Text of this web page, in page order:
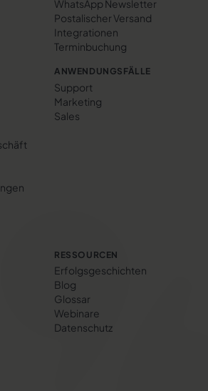
WhatsApp Newsletter
Postalischer Versand
Integrationen
Terminbuchung
ANWENDUNGSFÄLLE
Support
Marketing
Sales
RESSOURCEN
Erfolgs­geschichten
Blog
Glossar
Webinare
Datenschutz